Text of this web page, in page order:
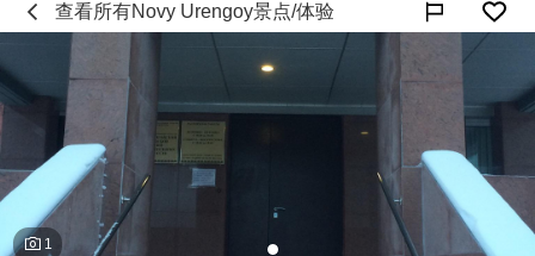
查看所有Novy Urengoy景点/体验
 1